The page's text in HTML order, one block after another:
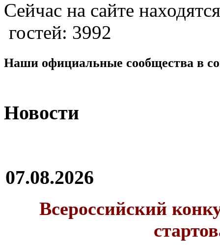
Сейчас на сайте
гостей: 3992
Наши официальные сообщества в
Новости
07.08.2026
Всероссийский